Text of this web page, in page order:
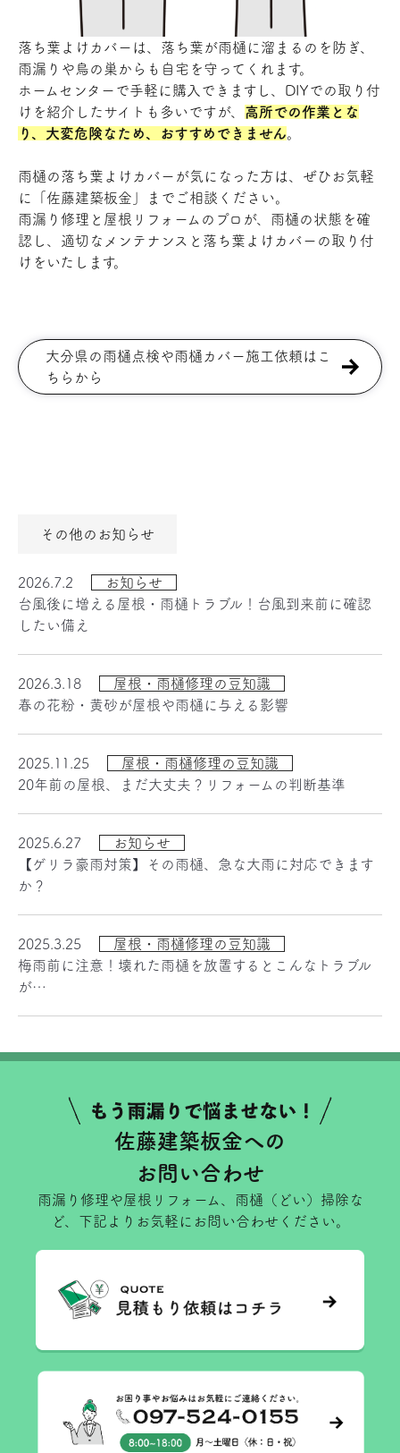
落ち葉よけカバーは、落ち葉が雨樋に溜まるのを防ぎ、
雨漏りや鳥の巣からも自宅を守ってくれます。
ホームセンターで手軽に購入できますし、DIYでの取り付
けを紹介したサイトも多いですが、 高所での作業とな
り、大変危険なため、おすすめできません。
雨樋の落ち葉よけカバーが気になった方は、ぜひ お気軽
に「佐藤建築板金」までご相談ください。
雨漏り修理と屋根リフォームのプロが、雨樋の状態を確
認し、適切なメンテナンスと落ち葉よけカバーの取り付
けをいたします。
大分県の雨樋点検や雨樋カバー施工依頼はこ
ちらから
その他のお知らせ
2026.7.2
お知らせ
台風後に増える屋根・雨樋トラブル！台風到来前に確認
したい備え
2026.3.18
屋根・雨樋修理の豆知識
春の花粉・黄砂が屋根や雨樋に与える影響
2025.11.25
屋根・雨樋修理の豆知識
20年前の屋根、まだ大丈夫？リフォームの判断基準
2025.6.27
お知らせ
【ゲリラ豪雨対策】その雨樋、急な大雨に対応できます
か？
2025.3.25
屋根・雨樋修理の豆知識
梅雨前に注意！壊れた雨樋を放置するとこんなトラブル
が…
佐藤建築板金への
お問い合わせ
雨漏り修理や屋根リフォーム、雨樋（どい）掃除な
ど、下記よりお気軽にお問い合わせください。